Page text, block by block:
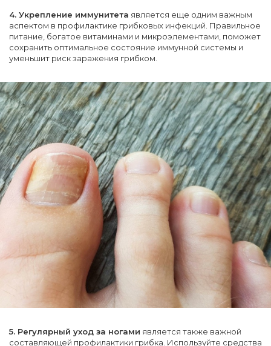
4. Укрепление иммунитета является еще одним важным
аспектом в профилактике грибковых инфекций. Правильное
питание, богатое витаминами и микроэлементами, поможет
сохранить оптимальное состояние иммунной системы и
уменьшит риск заражения грибком.
5. Регулярный уход за ногами является также важной
составляющей профилактики грибка. Используйте средства